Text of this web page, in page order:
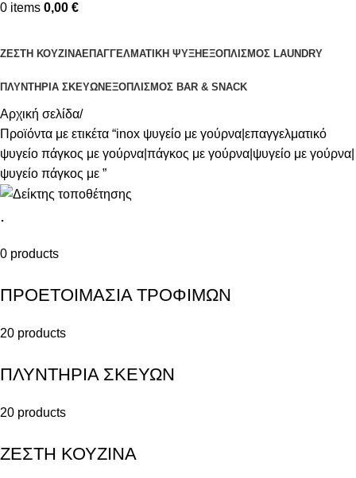
0 items 0,00 €
ΖΕΣΤΗ ΚΟΥΖΙΝΑΕΠΑΓΓΕΛΜΑΤΙΚΗ ΨΥΞΗ ΕΞΟΠΛΙΣΜΟΣ LAUNDRY
ΠΛΥΝΤΗΡΙΑ ΣΚΕΥΩΝ ΕΞΟΠΛΙΣΜΟΣ BAR & SNACK
Αρχική σελίδα
Προϊόντα με ετικέτα “inox ψυγείο με γούρνα|επαγγελματικό
ψυγείο πάγκος με γούρνα|πάγκος με γούρνα|ψυγείο με γούρνα|
ψυγείο πάγκος με ”
.
0 products
ΠΡΟΕΤΟΙΜΑΣΙΑ ΤΡΟΦΙΜΩΝ
20 products
ΠΛΥΝΤΗΡΙΑ ΣΚΕΥΩΝ
20 products
ΖΕΣΤΗ ΚΟΥΖΙΝΑ